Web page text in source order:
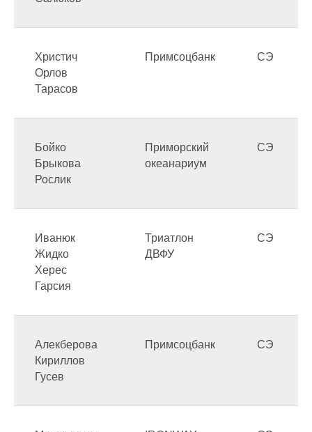
Христич
Орлов
Тарасов
Примсоцбанк СЭ
Бойко
Брыкова
Рослик
Приморский
океанариум
СЭ
Иванюк
Жидко
Херес
Гарсия
Триатлон
ДВФУ
СЭ
Алекберова
Кириллов
Гусев
Примсоцбанк СЭ